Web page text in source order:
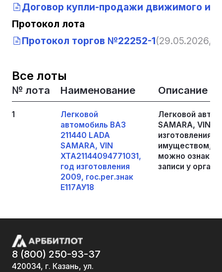
Договор купли-продажи движимого
Протокол лота
Протокол торгов №22252-1(29.05.2026,
Все лоты
№ лота Наименование Описание
1
Легковой
автомобиль ВАЗ
211440 LADA
SAMARA, VIN
XTA21144094771031,
год изготовления
2009, гос.рег.знак
Е117АУ18
Легковой
SAMARA, VIN
изготовления
имуществом,
можно
записи у
8 (800) 250-93-37
420034, г. Казань, ул.